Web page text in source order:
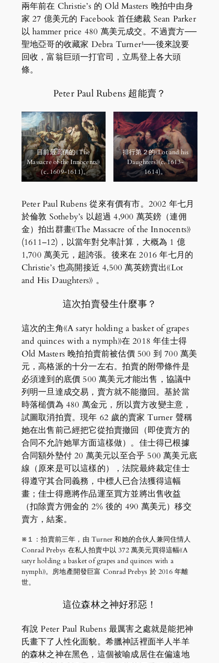
兩年前在 Christie’s 的 Old Masters 晚拍中由身
家 27 億美元的 Facebook 首任總裁 Sean Parker
以 hammer price 480 萬美元成交。不過賣方──
聖地亞哥的收藏家 Debra Turner¹──後來說要
回收，富翁巨頭一打官司，立馬登上各大頭
條。
Peter Paul Rubens 超能賣？
目前最高價的《The
Massacre of the Innocents》
（c. 1609-1611)。
排行第２的《Lot and his
Daughters》(c. 1613-
1614)。
Peter Paul Rubens 從來有價有市。2002 年七月
於倫敦 Sotheby’s 以超過 4,900 萬英鎊（連佣
金）拍出群畫《The Massacre of the Innocents》
(1611–12)，以當年對兌率計算，大概為 1 億
1,700 萬美元，超誇張。後來在 2016 年七月的
Christie’s 也高開接近 4,500 萬英鎊賣出《Lot
and His Daughters》 。
這次拍賣發生什麼事？
這次的主角《A satyr holding a basket of grapes
and quinces with a nymph》在 2018 年佳士得
Old Masters 晚拍拍賣前被估價 500 到 700 萬美
元，高格派的十分一左右。拍賣的附帶條件是
必須達到的底價 500 萬美元才能出售，協議中
列明一旦達成交易，賣方就不能撤回。基於當
時落槌價為 480 萬金元，所以賣方改變主意，
試圖取消拍賣。現年 62 歲的賣家 Turner 聲稱
她在出售前己經把它從拍賣撤回（即使賣方的
合同不允許她單方面這樣做）。佳士得已根據
合同額外墊付 20 萬美元以至合乎 500 萬美元底
線（原來是可以這樣的），法院最終裁定佳士
得遵守其合同義務，中標人已合法獲得這幅
畫；佳士得應將作品運至買方並將出售收益
（扣除賣方佣金的 2% 後的 490 萬美元）移交
賣方，結案。
※１：拍賣前三年，由 Turner 和她的合伙人兼同住情人
Conrad Prebys 在私人拍賣中以 372 萬美元買得這幅《A
satyr holding a basket of grapes and quinces with a
nymph》。房地產開發巨富 Conrad Prebys 於 2016 年離
世。
這位森林之神好邪惡！
有說 Peter Paul Rubens 最厲害之處就是能把神
氏畫下了人性化面貌。希臘神話裡面半人半羊
的森林之神在黑色，這個被喻成居住在偏遠地